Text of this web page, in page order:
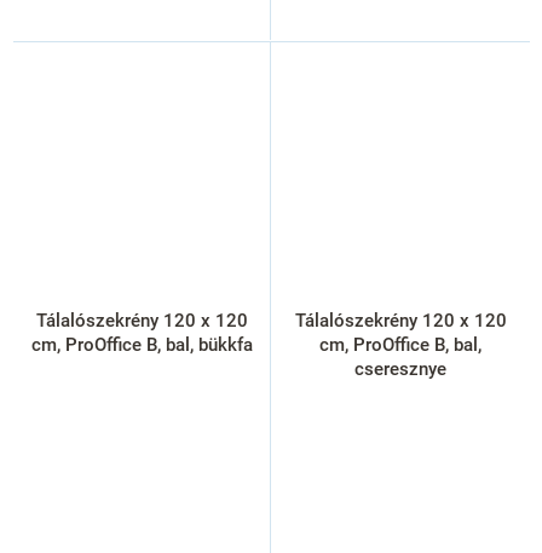
Tálalószekrény 120 x 120
cm, ProOffice B, bal, bükkfa
Tálalószekrény 120 x 120
cm, ProOffice B, bal,
cseresznye